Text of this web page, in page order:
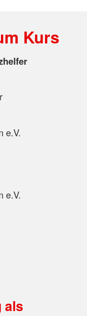
Kurs
e.V.
e.V.
als